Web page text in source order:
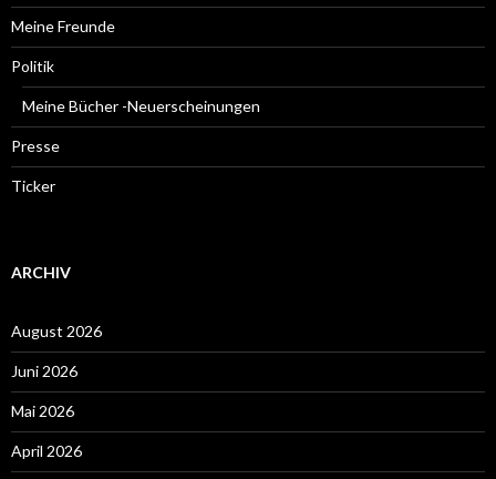
Meine Freunde
Politik
Meine Bücher -Neuerscheinungen
Presse
Ticker
ARCHIV
August 2026
Juni 2026
Mai 2026
April 2026